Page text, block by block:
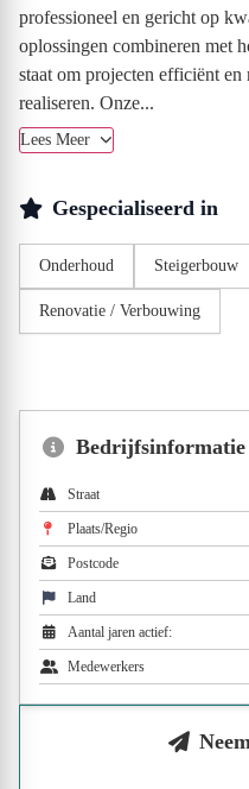
professioneel en gericht op
oplossingen combineren met
staat om projecten efficiënt en
realiseren. Onze...
Lees Meer
Gespecialiseerd in
Onderhoud Steigerbouw
Renovatie / Verbouwing
Bedrijfsinformatie
Straat
Plaats/Regio
Postcode
Land
Aantal jaren actief:
Medewerkers